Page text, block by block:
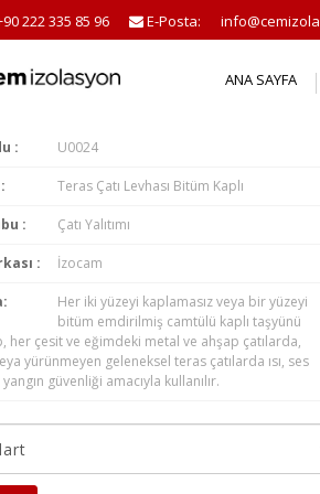
222 335 85 96 E-Posta:
ANA SAYFA
: U0024
Teras Çatı Levhası Bitüm Kaplı
: Çatı Yalıtımı
: İzocam
Her iki yüzeyi kaplamasız veya bir yüzeyi
bitüm emdirilmiş camtülü kaplı taşyünü
her çesit ve eğimdeki metal ve ahşap çatılarda,
yürünmeyen geleneksel teras çatılarda ısı, ses
yangın güvenliği amacıyla kullanılır.